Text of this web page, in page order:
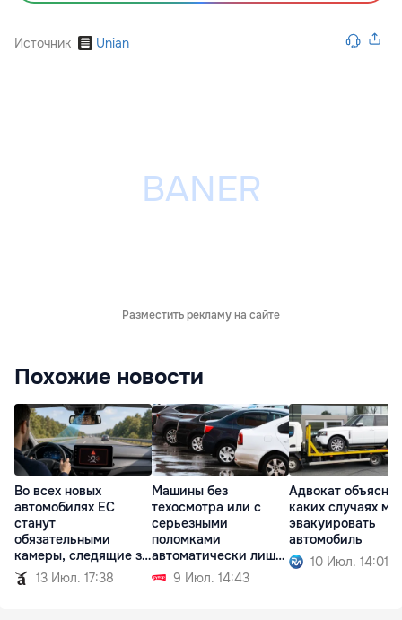
Источник Unian
Разместить рекламу на сайте
Похожие новости
Во всех новых
автомобилях ЕС
станут
обязательными
камеры, следящие за
водителем
13 Июл. 17:38
Машины без
техосмотра или с
серьезными
поломками
автоматически лишат
регистрации
9 Июл. 14:43
Адвокат
каких случаях
эвакуировать
автомобиль
10 Июл. 14:01